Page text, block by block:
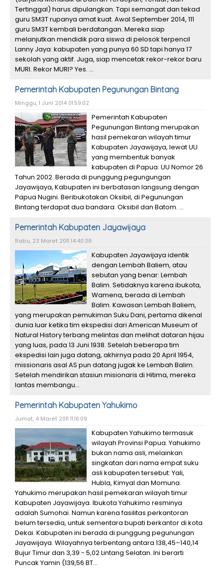
Tertinggal) harus dipulangkan. Tapi semangat dan tekad
guru SM3T rupanya amat kuat. Awal September 2014, 111
guru SM3T kembali berdatangan. Mereka siap
melanjutkan mendidik para siswa di pelosok terpencil
Lanny Jaya: kabupaten yang punya 60 SD tapi hanya 17
sekolah yang aktif. Juga, siap mencetak rekor-rekor baru
MURI. Rekor MURI? Yes. ...
Pemerintah Kabupaten Pegunungan Bintang
Minggu, 1 Juni 2014 01:59:02
Pemerintah Kabupaten
Pegunungan Bintang merupakan
hasil pemekaran wilayah timur
Kabupaten Jayawijaya, lewat UU
yang membentuk banyak
kabupaten di Papua: UU Nomor 26
Tahun 2002. Berada di punggung pegungungan
Jayawijaya, Kabupaten ini berbatasan langsung dengan
Papua Nugini. Beribukotakan Oksibil, di Pegunungan
Bintang terdapat dua bandara: Oksibil dan Batom. ...
Pemerintah Kabupaten Jayawijaya
Rabu, 23 Maret 2011 14:40:38
Kabupaten Jayawijaya identik
dengan Lembah Baliem, atau
sebutan yang benar: Lembah
Balim. Setidaknya karena ibukota,
Wamena, berada di Lembah
Balim. Kawasan Lembah Baliem,
yang merupakan pemukiman Suku Dani, pertama dikenal
dunia luar ketika tim ekspedisi dari American Museum of
Natural History terbang melintas dan melihat dataran hijau
yang luas, pada 13 Juni 1938. Setelah beberapa tim
ekspedisi lain juga datang, akhirnya pada 20 April 1954,
missionaris asal AS pun datang jugak ke Lembah Balim.
Setelah mendirikan stasiun misionaris di Hitima, mereka
lantas membangu...
Pemerintah Kabupaten Yahukimo
Jumat, 4 Maret 2011 11:16:09
Kabupaten Yahukimo termasuk
wilayah Provinsi Papua. Yahukimo
bukan nama asli, melainkan
singkatan dari nama empat suku
asli kabupaten tersebut: Yali,
Hubla, Kimyal dan Momuna.
Yahukimo merupakan hasil pemekaran wilayah timur
Kabupaten Jayawijaya. Ibukota Yahukimo resminya
adalah Sumohai. Namun karena fasilitas perkantoran
belum tersedia, untuk sementara bupati berkantor di kota
Dekai. Kabupaten ini berada di punggung pegunungan
Jayawijaya. Wilayahnya terbentang antara 138,45–140,14
Bujur Timur dan 3,39 - 5,02 Lintang Selatan. Ini berarti
Puncak Yamin (139,56 BT...